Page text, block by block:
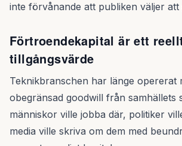
inte förvånande att publiken väljer att
Förtroendekapital är ett
tillgångsvärde
Teknikbranschen har länge opererat
obegränsad goodwill från samhällets
människor ville jobba där, politiker
media ville skriva om dem med